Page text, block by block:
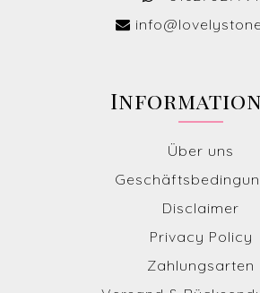
Über uns
Disclaimer
Privacy Policy
Zahlungsarten